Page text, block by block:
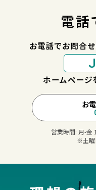
電話
お電話でお問合
ホームページ
お
営業時間: 月-金
※土曜